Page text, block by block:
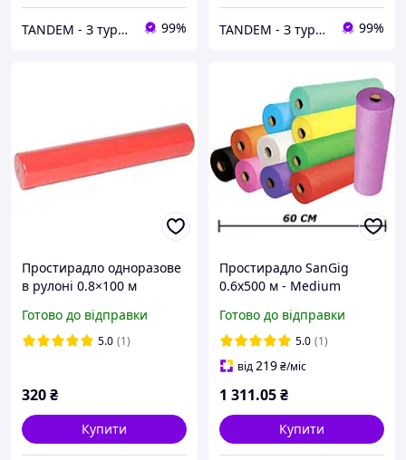
TANDEM - З турботою про Вас та ваших клієнтів 99% TANDEM - З турботою про Вас та ваших клієнтів 99%
Простирадло одноразове
в рулоні 0.8×100 м
червоне для масажу,
косметології, кушетки
Готово до відправки
5.0 (1)
320₴
Купити
Простирадло SanGig
0.6х500 м - Medium
Готово до відправки
5.0 (1)
від219₴/міс
1 311.05₴
Купити